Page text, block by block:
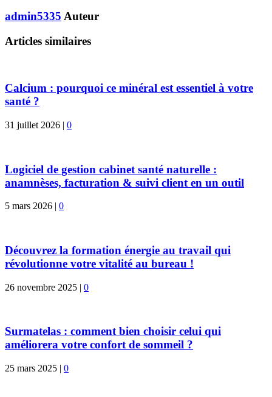
admin5335 Auteur
Articles similaires
Calcium : pourquoi ce minéral est essentiel à votre
santé ?
31 juillet 2026 | 0
Logiciel de gestion cabinet santé naturelle :
anamnèses, facturation & suivi client en un outil
5 mars 2026 | 0
Découvrez la formation énergie au travail qui
révolutionne votre vitalité au bureau !
26 novembre 2025 | 0
Surmatelas : comment bien choisir celui qui
améliorera votre confort de sommeil ?
25 mars 2025 | 0